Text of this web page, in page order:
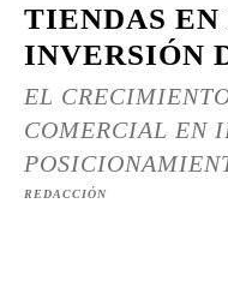
TIENDAS
INVERSIÓN
EL
COMERCIAL EN
REDACCIÓN